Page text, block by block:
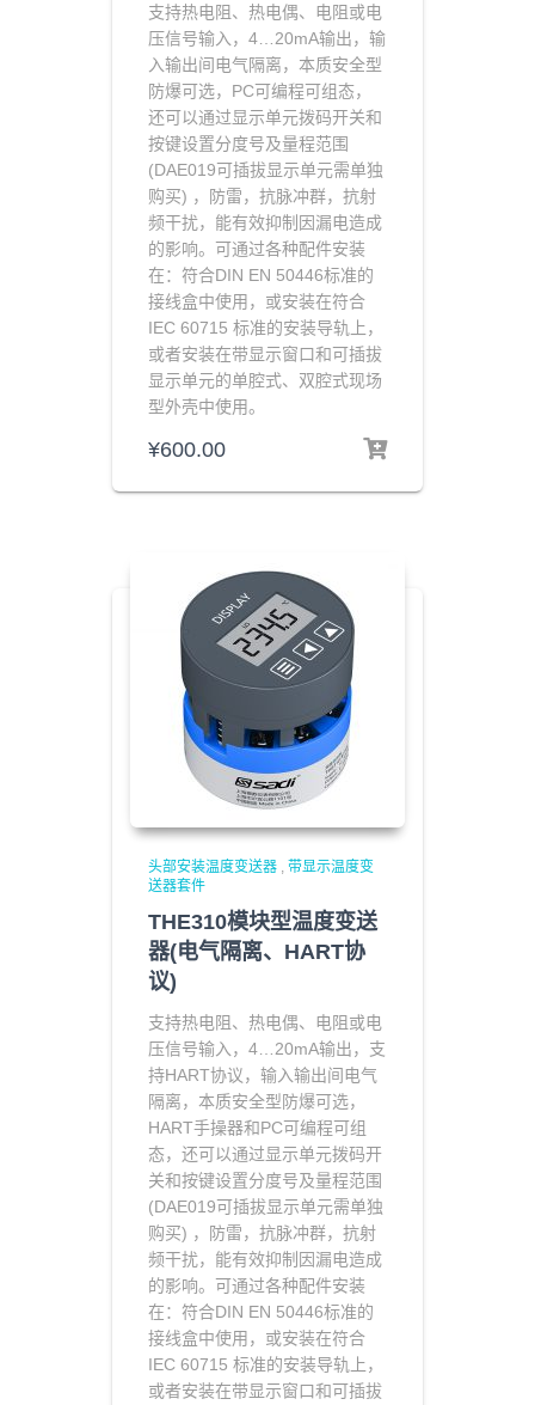
支持热电阻、热电偶、电阻或电
压信号输入 ，4…20mA输出， 输
入输出间电气隔离，本质安全型
防爆可选， PC可编程可组态，
还可以通过显示单元拨码开关和
按键设置分度号及量程范围
(DAE019可插拔显示单元需单独
购买) ，
防雷，抗脉冲群，抗射
频干扰，能有效抑制因漏电造成
的影响。 可通过各种配件安装
在：符合DIN EN 50446标准的
接线盒中使用，或安装在符合
IEC 60715 标准的安装导轨上，
或者安装在带显示窗口和可插拔
显示单元的单腔式、双腔式现场
型外壳中使用。
¥600.00
头部安装温度变送器 , 带显示温度变
送器套件
THE310模块型温度变送
器(电气隔离、HART协
议)
支持热电阻、热电偶、电阻或电
压信号输入 ，4…20mA输出， 支
持HART协议， 输入输出间电气
隔离，本质安全型防爆可选，
HART手操器和PC可编程可组
态，还可以通过显示单元拨码开
关和按键设置分度号及量程范围
(DAE019可插拔显示单元需单独
购买) ，
防雷，抗脉冲群，抗射
频干扰，能有效抑制因漏电造成
的影响。 可通过各种配件安装
在：符合DIN EN 50446标准的
接线盒中使用，或安装在符合
IEC 60715 标准的安装导轨上，
或者安装在带显示窗口和可插拔